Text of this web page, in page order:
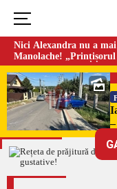
Nici Alexandra nu a
Manolache!
doi ani de căsnicie